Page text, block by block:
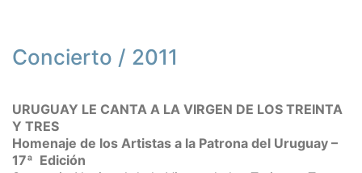
Concierto / 2011
URUGUAY LE CANTA A LA VIRGEN DE LOS TREINTA
Y TRES
Homenaje de los Artistas a la Patrona del Uruguay –
17ª Edición